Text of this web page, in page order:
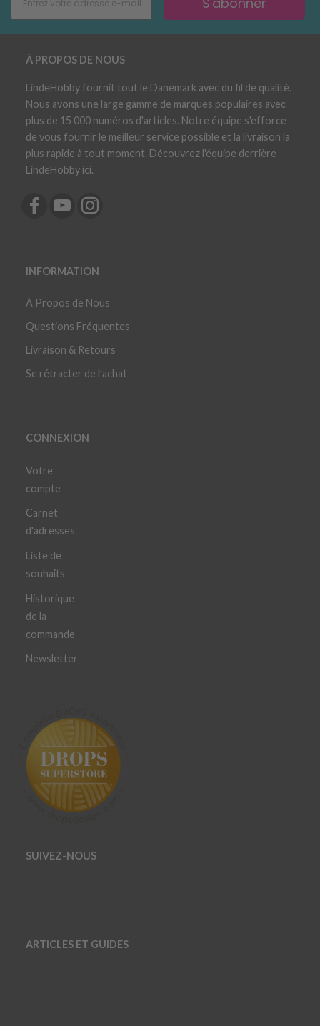
À PROPOS DE NOUS
LindeHobby fournit tout le Danemark avec du fil de qualité.
Nous avons une large gamme de marques populaires avec
plus de 15 000 numéros d'articles. Notre équipe s'efforce
de vous fournir le meilleur service possible et la livraison la
plus rapide à tout moment. Découvrez l'équipe derrière
LindeHobby ici.
INFORMATION
À Propos de Nous
Questions Fréquentes
Livraison & Retours
Se rétracter de l’achat
CONNEXION
Votre
compte
Carnet
d'adresses
Liste de
souhaits
Historique
de la
commande
Newsletter
SUIVEZ-NOUS
ARTICLES ET GUIDES